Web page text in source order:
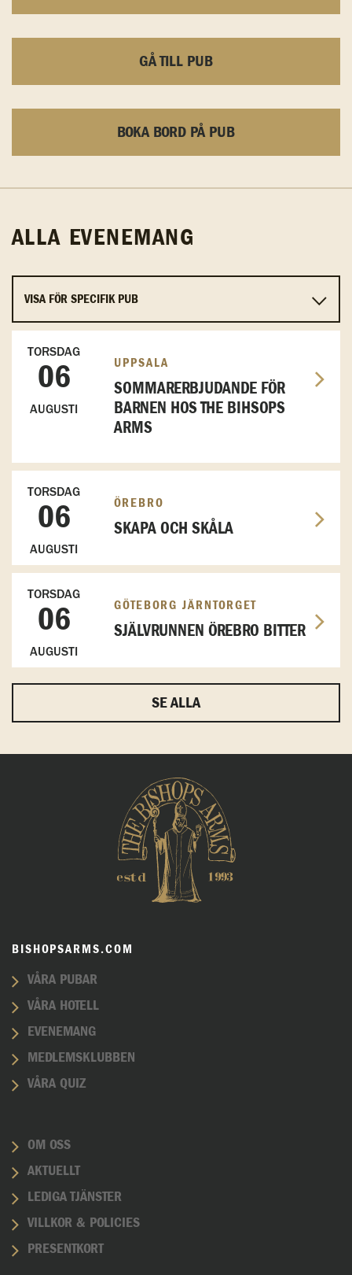
GÅ TILL PUB
BOKA BORD PÅ PUB
ALLA EVENEMANG
TORSDAG
06
AUGUSTI
UPPSALA
SOMMARERBJUDANDE FÖR
BARNEN HOS THE BIHSOPS
ARMS
TORSDAG
06
AUGUSTI
ÖREBRO
SKAPA OCH SKÅLA
TORSDAG
06
AUGUSTI
GÖTEBORG JÄRNTORGET
SJÄLVRUNNEN ÖREBRO BITTER
SE ALLA
BISHOPSARMS.COM
VÅRA PUBAR
VÅRA HOTELL
EVENEMANG
MEDLEMSKLUBBEN
VÅRA QUIZ
OM OSS
AKTUELLT
LEDIGA TJÄNSTER
VILLKOR & POLICIES
PRESENTKORT